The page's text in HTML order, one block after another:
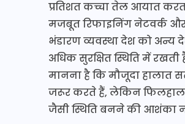
प्रतिशत कच्चा तेल आयात
मजबूत रिफाइनिंग नेटवर्क
भंडारण व्यवस्था देश को अन्य
अधिक सुरक्षित स्थिति में रखती
मानना है कि मौजूदा हालात
जरूर करते हैं, लेकिन
जैसी स्थिति बनने की आशंका